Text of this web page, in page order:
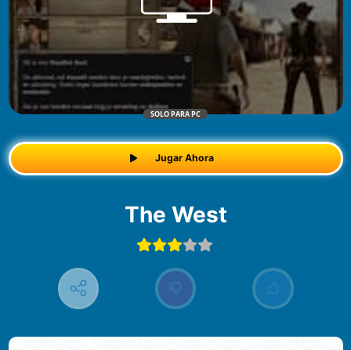
SOLO PARA PC
Jugar Ahora
The West